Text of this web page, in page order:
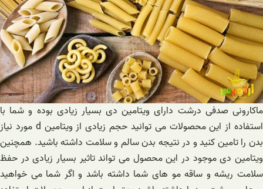
ماکارونی صدفی درشت دارای ویتامین دی بسیار زیادی بوده و شما با
استفاده از این محصولات می توانید حجم زیادی از ویتامین d مورد نیاز
بدن را تامین کنید و در نتیجه بدن سالم و سلامت داشته باشید. همچنین
ویتامین دی موجود در این محصول می تواند تاثیر بسیار زیادی در حفظ
سلامت ریشه و ساقه مو های شما داشته باشد و اگر شما می خواهید